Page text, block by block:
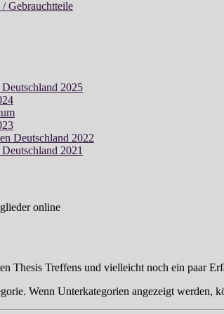
Gebrauchtteile
2025
Deutschland 2022
2021
online
Thesis Treffens und vielleicht noch ein paar
Wenn Unterkategorien angezeigt werden,